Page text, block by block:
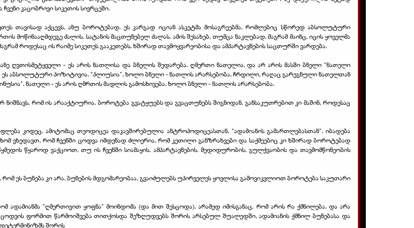
კაცობრივი სიკეთის სივრცეში.
თავისად აქცევს, ანუ ბოროტებად. ეს კარგად იციან ასკეტმა მოსაგრეებმა, რომლებიც სწორედ აბსოლუტური
მოწინააღმდეგე ძალის, სატანის მაცთუნებელ ძალას. ამის შესახებ, თუმცა ნაკლებად, მაგრამ მაინც, იცის ყოველმა
როდესაც ის რაიმე სიკეთეს გააკეთებს, ხშირად თავმოყვარეობისა და ამპარტავნების საცთურში ვარდება.
ღვთისმეტყველი - ეს არის ნათლისა და ბნელის შედარება. ღმერთი ნათელია, და არ არის მასში ბნელი "ნათელი
- ეს აბსოლუტური პოზიტივია, "პლიუსია", ხოლო ბნელი - ნათლის არარსებობა, ჩრდილი, რაღაც გარეგნული ნათელთან
ნათელი - ეს არის ღმრთის მადლის გამოსხივება. ხოლო ბნელი - ნათლის არარსებობა.
რომ ის არააქტიურია. ბოროტება გვატყუებს და გვაცთუნებს შიგნიდან, განსაკუთრებით კი მაშინ, როდესაც
კიდეც. ამიტომაც თეოდიცეა დაკავშირებულია ანტროპოდიცეასთან, "ადამიანის გამართლებასთან". იბადება
ვხედავთ, რომ ჩვენში ცოდვა იმდენად ძლიერია, რომ კეთილი განზრახვები და საქმეებიც კი ხშირად ბოროტებად
წყაროდ ვაქციოთ, თუ ის ჩვენში სიამაყის, ამპარტავნების, მედიდურობის, გულქვაობის და თავმომწონეობის
ეს ბუნება კი არა, ბუნების მდგომარეობაა, გვაიძულებს უპირველეს ყოვლისა გამოვიკვლიოთ ბოროტება საკუთარი
ადამიანმა "ღმერთივით ყოფნა" მოინდომა (და მით შესცოდა), არამედ იმისგანაც, რომ არის რა ქმნილება, და არა
ფორმით წარმოიშვება თითქოსდა შეზღუდვებს შორის არსებულ შუალედში, ადამიანის ქმნილ ბუნებასა და
შორის